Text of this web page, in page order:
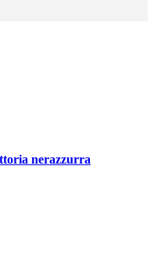
nerazzurra